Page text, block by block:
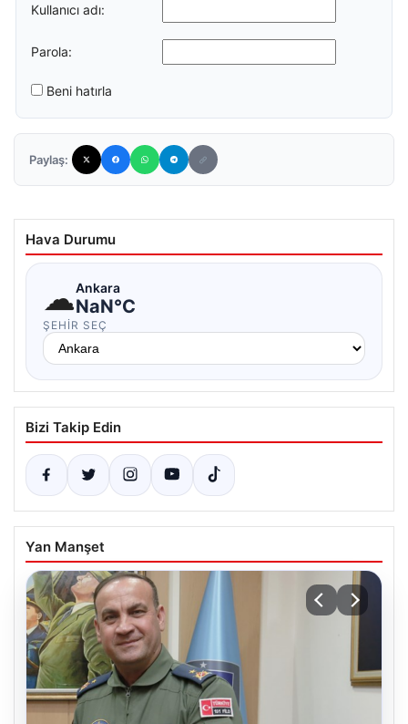
Kullanıcı adı:
Parola:
Beni hatırla
Paylaş:
Hava Durumu
☁Ankara
NaN°C
ŞEHIR SEÇ
Bizi Takip Edin
Yan Manşet